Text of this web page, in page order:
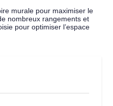
murale pour maximiser le
nombreux rangements et
pour optimiser l’espace